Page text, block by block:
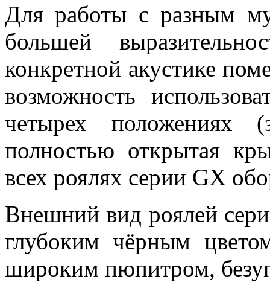
Для работы с разным
большей
конкретной акустике
возможность
четырех положениях
полностью открытая
всех роялях серии GX
Внешний вид роялей
глубоким чёрным
широким пюпитром,